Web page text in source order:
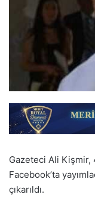
Gazeteci Ali Kişmir,
Facebook’ta
çıkarıldı.